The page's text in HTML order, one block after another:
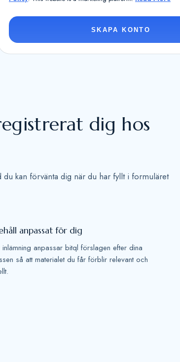
+
1
SKAPA KONTO
dig hos
du kan förvänta dig när du har fyllt i formuläret
anpassat för dig
inlämning anpassar bitql förslagen efter dina
så att materialet du får förblir relevant och